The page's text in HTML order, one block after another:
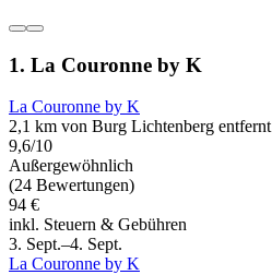
1. La Couronne by K
La Couronne by K
2,1 km von Burg Lichtenberg entfernt
9,6/10
Außergewöhnlich
(24 Bewertungen)
94 €
inkl. Steuern & Gebühren
3. Sept.–4. Sept.
La Couronne by K